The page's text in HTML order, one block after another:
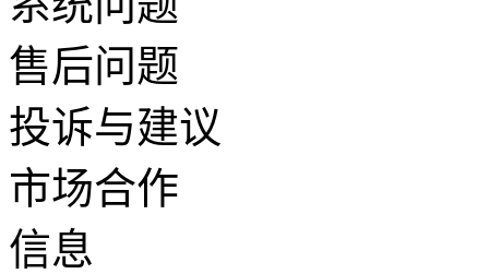
售后问题
投诉与建议
市场合作
信息